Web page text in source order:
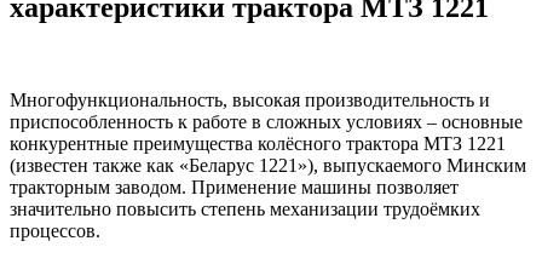
характеристики трактора МТЗ 1221
Многофункциональность, высокая производительность и
приспособленность к работе в сложных условиях – основные
конкурентные преимущества колёсного трактора МТЗ 1221
(известен также как «Беларус 1221»), выпускаемого Минским
тракторным заводом. Применение машины позволяет
значительно повысить степень механизации трудоёмких
процессов.